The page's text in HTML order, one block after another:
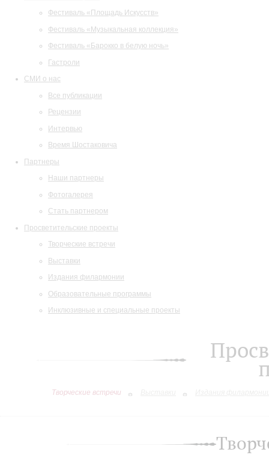
Фестиваль «Площадь Искусств»
Фестиваль «Музыкальная коллекция»
Фестиваль «Барокко в белую ночь»
Гастроли
СМИ о нас
Все публикации
Рецензии
Интервью
Время Шостаковича
Партнеры
Наши партнеры
Фотогалерея
Стать партнером
Просветительские проекты
Творческие встречи
Выставки
Издания филармонии
Образовательные программы
Инклюзивные и специальные проекты
Творческие встречи